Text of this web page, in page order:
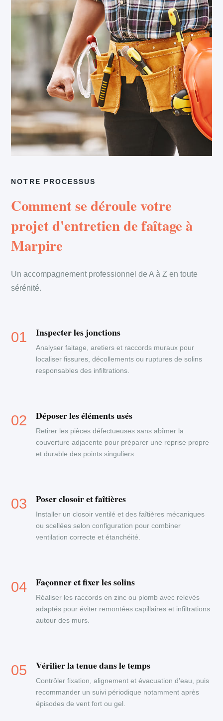
NOTRE PROCESSUS
Comment se déroule votre
projet d'entretien de faîtage à
Marpire
Un accompagnement professionnel de A à Z en toute
sérénité.
Inspecter les jonctions
Analyser faitage, aretiers et raccords muraux pour
localiser fissures, décollements ou ruptures de solins
responsables des infiltrations.
Déposer les éléments usés
Retirer les pièces défectueuses sans abîmer la
couverture adjacente pour préparer une reprise propre
et durable des points singuliers.
Poser closoir et faîtières
Installer un closoir ventilé et des faîtières mécaniques
ou scellées selon configuration pour combiner
ventilation correcte et étanchéité.
Façonner et fixer les solins
Réaliser les raccords en zinc ou plomb avec relevés
adaptés pour éviter remontées capillaires et infiltrations
autour des murs.
Vérifier la tenue dans le temps
Contrôler fixation, alignement et évacuation d'eau, puis
recommander un suivi périodique notamment après
épisodes de vent fort ou gel.